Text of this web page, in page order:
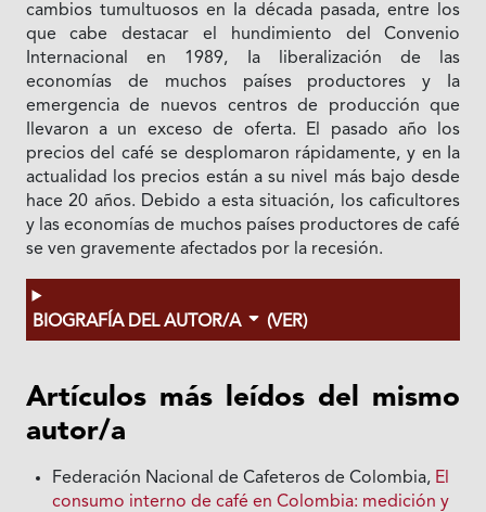
cambios tumultuosos en Ia década pasada, entre los
que cabe destacar el hundimiento del Convenio
Internacional en 1989, Ia liberalización de las
economías de muchos países productores y Ia
emergencia de nuevos centros de producción que
Ilevaron a un exceso de oferta. El pasado año los
precios del café se desplomaron rápidamente, y en Ia
actualidad los precios están a su nivel más bajo desde
hace 20 años. Debido a esta situación, los caficultores
y las economías de muchos países productores de café
se ven gravemente afectados por la recesión.
BIOGRAFÍA DEL AUTOR/A (VER)
Artículos más leídos del mismo
autor/a
Federación Nacional de Cafeteros de Colombia, El
consumo interno de café en Colombia: medición y